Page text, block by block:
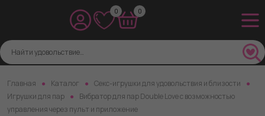
0 0
Главная Каталог
Секс-игрушки для удовольствия и близости
Игрушки для пар
Вибратор для пар Double Love с возможностью
управления через пульт и приложение